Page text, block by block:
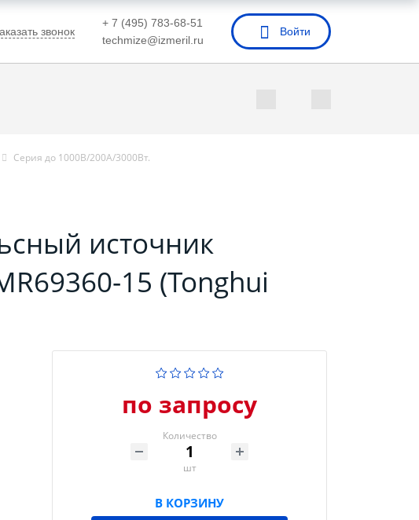
звонок
+ 7 (495) 783-68-51
techmize@izmeril.ru
Войти
Серия до 1000В/200А/3000Вт.
источник
15 (Tonghui
по запросу
Количество
шт
В КОРЗИНУ